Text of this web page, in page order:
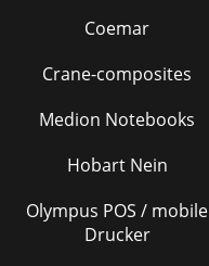
Coemar
Crane-composites
Medion Notebooks
Hobart Nein
Olympus POS / mobile
Drucker